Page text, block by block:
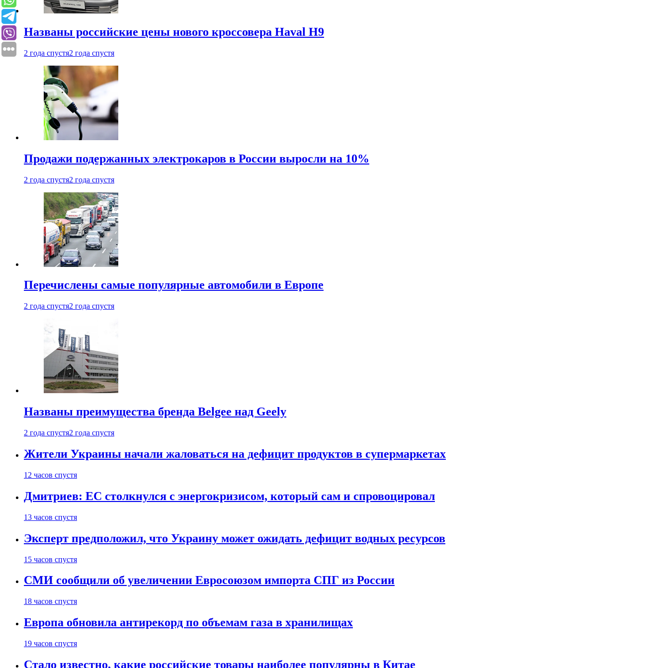
Названы российские цены нового кроссовера Haval H9
2 года спустя2 года спустя
Продажи подержанных электрокаров в России выросли на 10%
2 года спустя2 года спустя
Перечислены самые популярные автомобили в Европе
2 года спустя2 года спустя
Названы преимущества бренда Belgee над Geely
2 года спустя2 года спустя
Жители Украины начали жаловаться на дефицит продуктов в супермаркетах
12 часов спустя
Дмитриев: ЕС столкнулся с энергокризисом, который сам и спровоцировал
13 часов спустя
Эксперт предположил, что Украину может ожидать дефицит водных ресурсов
15 часов спустя
СМИ сообщили об увеличении Евросоюзом импорта СПГ из России
18 часов спустя
Европа обновила антирекорд по объемам газа в хранилищах
19 часов спустя
Стало известно, какие российские товары наиболее популярны в Китае